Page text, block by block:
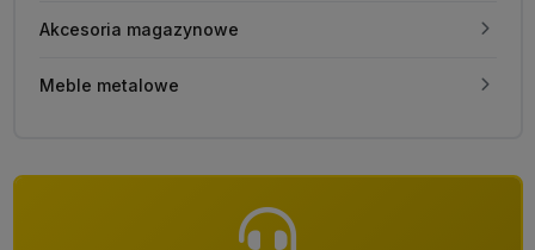
Akcesoria magazynowe
Meble metalowe